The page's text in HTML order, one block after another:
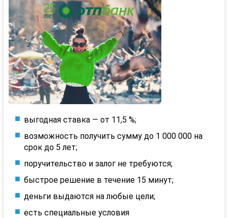
выгодная ставка — от 11,5 %;
возможность получить сумму до 1 000 000 на
срок до 5 лет;
поручительство и залог не требуются;
быстрое решение в течение 15 минут;
деньги выдаются на любые цели;
есть специальные условия